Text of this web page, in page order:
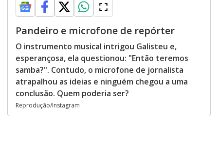
Pandeiro e microfone de repórter
O instrumento musical intrigou Galisteu e,
esperançosa, ela questionou: "Então teremos
samba?". Contudo, o microfone de jornalista
atrapalhou as ideias e ninguém chegou a uma
conclusão. Quem poderia ser?
Reprodução/Instagram